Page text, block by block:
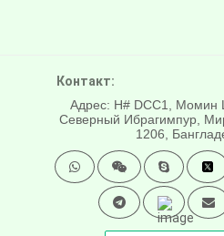
Контакт:
Адрес: H# DCC1, Момин
Северный Ибрагимпур,
1206,